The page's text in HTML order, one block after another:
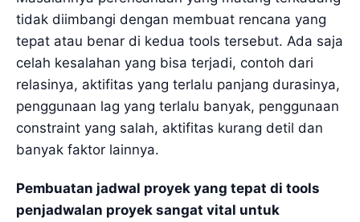
tidak diimbangi dengan membuat rencana yang
tepat atau benar di kedua tools tersebut. Ada saja
celah kesalahan yang bisa terjadi, contoh dari
relasinya, aktifitas yang terlalu panjang durasinya,
penggunaan lag yang terlalu banyak, penggunaan
constraint yang salah, aktifitas kurang detil dan
banyak faktor lainnya.
Pembuatan jadwal proyek yang tepat di tools
penjadwalan proyek sangat vital untuk